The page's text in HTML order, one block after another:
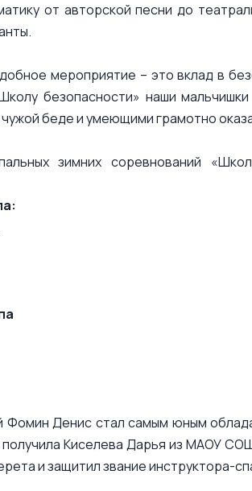
от авторской песни до
мероприятие – это вклад в
безопасности» наши
беде и умеющими грамотно
зимних соревнований
Фомин Денис стал самым юным
получила Киселева Дарья из МАОУ
и защитил звание инструктора-